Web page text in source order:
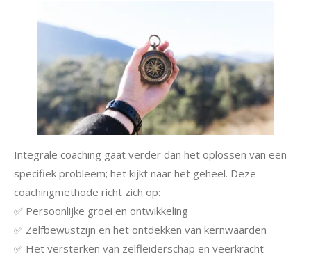
Integrale coaching gaat verder dan het oplossen van een
specifiek probleem; het kijkt naar het geheel. Deze
coachingmethode richt zich op:
✅ Persoonlijke groei en ontwikkeling
✅ Zelfbewustzijn en het ontdekken van kernwaarden
✅ Het versterken van zelfleiderschap en veerkracht